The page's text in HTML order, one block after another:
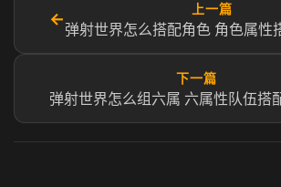
←
上一篇
弹射世界怎么搭配角色 角色属性
下一篇
弹射世界怎么组六属 六属性队伍搭